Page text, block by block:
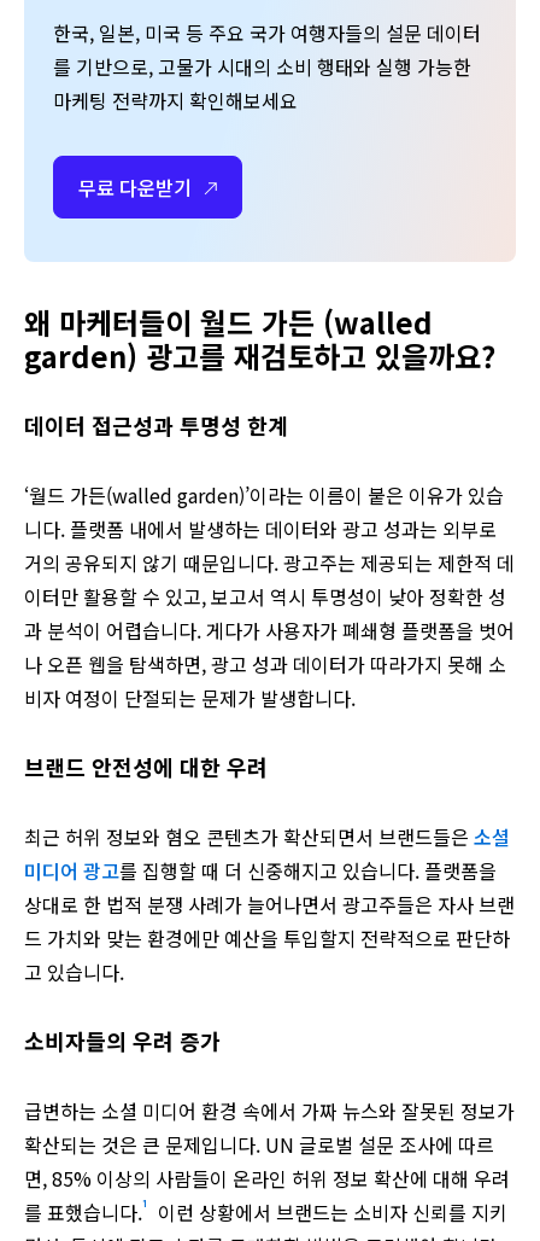
한국, 일본, 미국 등 주요 국가 여행자들의 설문 데이터
를 기반으로, 고물가 시대의 소비 행태와 실행 가능한
마케팅 전략까지 확인해보세요
무료 다운받기
왜 마케터들이 월드 가든 (walled
garden) 광고를 재검토하고 있을까요?
데이터 접근성과 투명성 한계
‘월드 가든(walled garden)’이라는 이름이 붙은 이유가 있습
니다. 플랫폼 내에서 발생하는 데이터와 광고 성과는 외부로
거의 공유되지 않기 때문입니다. 광고주는 제공되는 제한적 데
이터만 활용할 수 있고, 보고서 역시 투명성이 낮아 정확한 성
과 분석이 어렵습니다. 게다가 사용자가 폐쇄형 플랫폼을 벗어
나 오픈 웹을 탐색하면, 광고 성과 데이터가 따라가지 못해 소
비자 여정이 단절되는 문제가 발생합니다.
브랜드 안전성에 대한 우려
최근 허위 정보와 혐오 콘텐츠가 확산되면서 브랜드들은 소셜
미디어 광고를 집행할 때 더 신중해지고 있습니다. 플랫폼을
상대로 한 법적 분쟁 사례가 늘어나면서 광고주들은 자사 브랜
드 가치와 맞는 환경에만 예산을 투입할지 전략적으로 판단하
고 있습니다.
소비자들의 우려 증가
급변하는 소셜 미디어 환경 속에서 가짜 뉴스와 잘못된 정보가
확산되는 것은 큰 문제입니다. UN 글로벌 설문 조사에 따르
면, 85% 이상의 사람들이 온라인 허위 정보 확산에 대해 우려
를 표했습니다.¹
이런 상황에서 브랜드는 소비자 신뢰를 지키